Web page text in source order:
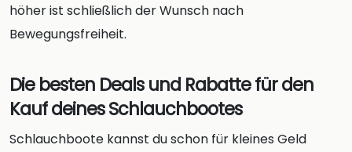
höher ist schließlich der Wunsch nach
Bewegungsfreiheit.
Die besten Deals und Rabatte für den
Kauf deines Schlauchbootes
Schlauchboote kannst du schon für kleines Geld